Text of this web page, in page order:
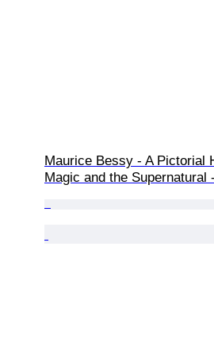
Maurice Bessy - A Pictorial
Magic and the Supernatural